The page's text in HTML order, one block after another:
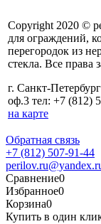
Copyright 2020 ©
для ограждений,
перегородок из
стекла. Все права
г. Санкт-
оф.3 тел: +7 (812)
на карте
Обратная связь
+7 (812) 507-91-44
Сравнение0
Избранное0
Корзина0
Купить в один